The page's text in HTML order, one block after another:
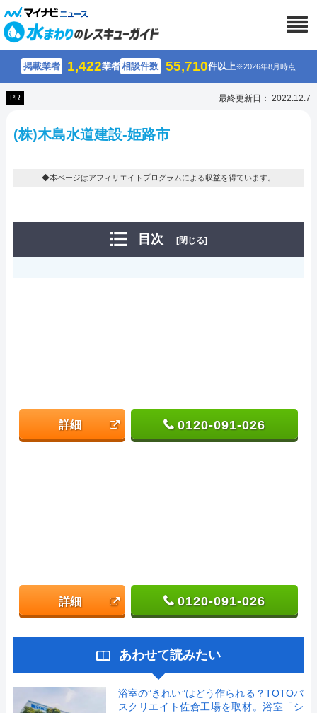
掲載業者 1,422業者相談件数 55,710件以上※2026年8月時点
PR 最終更新日： 2022.12.7
(株)木島水道建設-姫路市
◆本ページはアフィリエイトプログラムによる収益を得ています。
目次 [閉じる]
詳細 0120-091-026
詳細 0120-091-026
あわせて読みたい
浴室の”きれい”はどう作られる？TOTOバ
スクリエイト佐倉工場を取材。浴室「シ